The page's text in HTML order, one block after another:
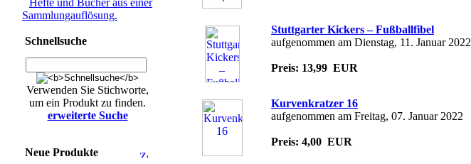
Hefte und Bücher aus einer
Sammlungauflösung.
Schnellsuche
Verwenden Sie Stichworte,
um ein Produkt zu finden.
erweiterte Suche
Neue Produkte
Stuttgarter Kickers – Fußballfibel
aufgenommen am Dienstag, 11. Januar 2022
Preis: 13,99 EUR
Kurvenkratzer 16
aufgenommen am Freitag, 07. Januar 2022
Preis: 4,00 EUR